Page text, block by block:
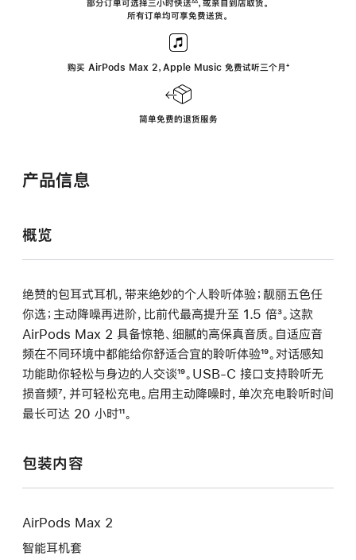
中
部分订单可选择三小时快送∆∆， 或亲自到店取货。
所有订单均可享免费送货。
购买 AirPods Max 2，Apple Music 免费试听三个月 ‍脚
‍⁺
简单免费的退货服务
产品信息
概览
绝赞的包耳式耳机，带来绝妙的个人聆听体验；靓丽五色任
你选；主动降噪再进阶，比前代最高提升至 1.5 倍脚
注
³。这款
AirPods Max 2 具备惊艳、细腻的高保真音质。自适应音
频在不同环境中都能给你舒适合宜的聆听体验脚
注
¹⁹。对话感知
功能助你轻松与身边的人交谈脚
注
¹⁹。USB-C 接口支持聆听无
损音频脚
注
⁷，并可轻松充电。启用主动降噪时，单次充电聆听时间
最长可达 20 小时脚
¹¹。
包装内容
AirPods Max 2
智能耳机套